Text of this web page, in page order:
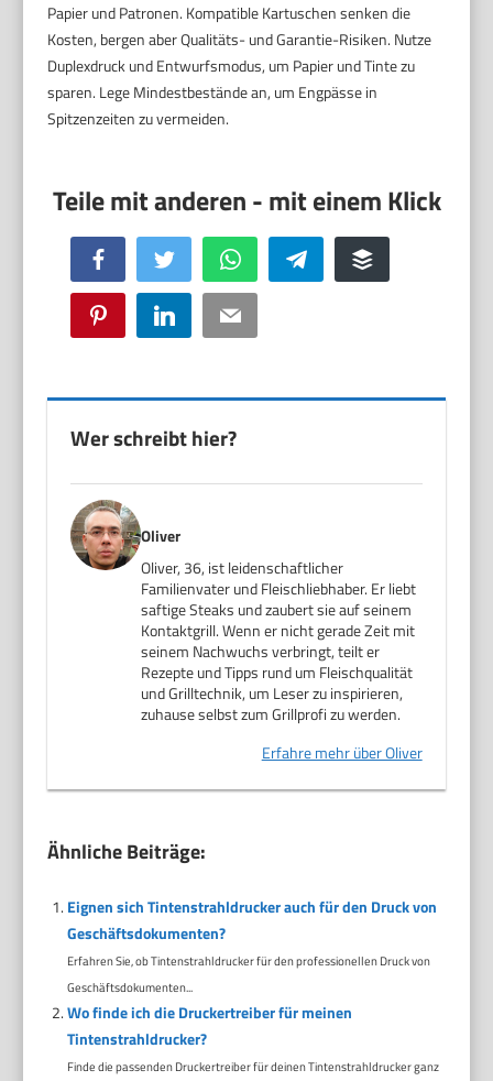
Papier und Patronen. Kompatible Kartuschen senken die
Kosten, bergen aber Qualitäts- und Garantie-Risiken. Nutze
Duplexdruck und Entwurfsmodus, um Papier und Tinte zu
sparen. Lege Mindestbestände an, um Engpässe in
Spitzenzeiten zu vermeiden.
Facebook Twitter WhatsApp Telegram Buffer
Pinterest LinkedIn Email
Wer schreibt hier?
Oliver
Oliver, 36, ist leidenschaftlicher
Familienvater und Fleischliebhaber. Er liebt
saftige Steaks und zaubert sie auf seinem
Kontaktgrill. Wenn er nicht gerade Zeit mit
seinem Nachwuchs verbringt, teilt er
Rezepte und Tipps rund um Fleischqualität
und Grilltechnik, um Leser zu inspirieren,
zuhause selbst zum Grillprofi zu werden.
Erfahre mehr über Oliver
Ähnliche Beiträge:
Eignen sich Tintenstrahldrucker auch für den Druck von
Geschäftsdokumenten?
Erfahren Sie, ob Tintenstrahldrucker für den professionellen Druck von
Geschäftsdokumenten...
Wo finde ich die Druckertreiber für meinen
Tintenstrahldrucker?
Finde die passenden Druckertreiber für deinen Tintenstrahldrucker ganz